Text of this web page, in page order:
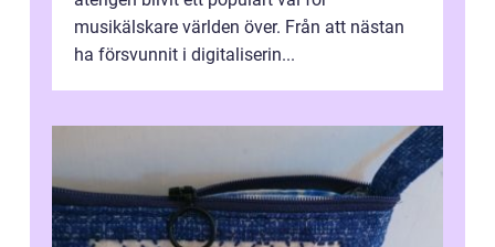
musikälskare världen över. Från att nästan
ha försvunnit i digitaliserin...